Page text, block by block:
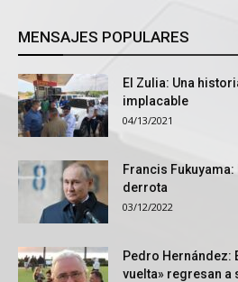
MENSAJES POPULARES
El Zulia: Una
implacable
04/13/2021
Francis
derrota
03/12/2022
Pedro Hernández:
vuelta» regresan a